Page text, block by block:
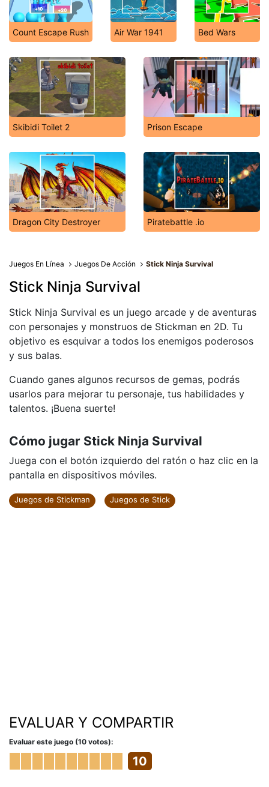
Count Escape Rush Air War 1941 Bed Wars
Skibidi Toilet 2 Prison Escape
Dragon City Destroyer Piratebattle .io
Juegos En Línea Juegos De Acción Stick Ninja Survival
Stick Ninja Survival
Stick Ninja Survival es un juego arcade y de aventuras
con personajes y monstruos de Stickman en 2D. Tu
objetivo es esquivar a todos los enemigos poderosos
y sus balas.
Cuando ganes algunos recursos de gemas, podrás
usarlos para mejorar tu personaje, tus habilidades y
talentos. ¡Buena suerte!
Cómo jugar Stick Ninja Survival
Juega con el botón izquierdo del ratón o haz clic en la
pantalla en dispositivos móviles.
Juegos de Stickman Juegos de Stick
EVALUAR Y COMPARTIR
Evaluar este juego (10 votos):
10